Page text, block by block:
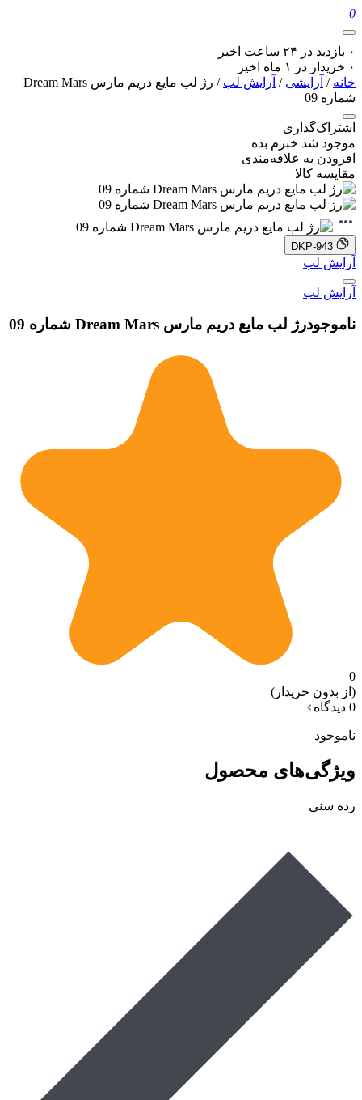
0
۰ بازدید در ۲۴ ساعت اخیر
۰ خریدار در ۱ ماه اخیر
خانه / آرایشی / آرایش لب
/ رژ لب مایع دریم مارس Dream Mars
شماره 09
اشتراک‌گذاری
موجود شد خبرم بده
افزودن به علاقه‌مندی
مقایسه کالا
DKP-943
آرایش لب
آرایش لب
ناموجودرژ لب مایع دریم مارس Dream Mars شماره 09
0
(از بدون خریدار)
0 دیدگاه
ناموجود
ویژگی‌های محصول
رده سنی